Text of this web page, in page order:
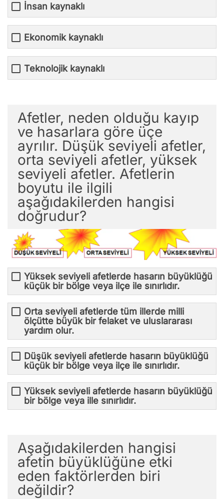
İnsan kaynaklı
Ekonomik kaynaklı
Teknolojik kaynaklı
Afetler, neden olduğu kayıp
ve hasarlara göre üçe
ayrılır. Düşük seviyeli afetler,
orta seviyeli afetler, yüksek
seviyeli afetler. Afetlerin
boyutu ile ilgili
aşağıdakilerden hangisi
doğrudur?
Yüksek seviyeli afetlerde hasarın büyüklüğü
küçük bir bölge veya ilçe ile sınırlıdır.
Orta seviyeli afetlerde tüm illerde milli
ölçütte büyük bir felaket ve uluslararası
yardım olur.
Düşük seviyeli afetlerde hasarın büyüklüğü
küçük bir bölge veya ilçe ile sınırlıdır.
Yüksek seviyeli afetlerde hasarın büyüklüğü
bir bölge veya ille sınırlıdır.
Aşağıdakilerden hangisi
afetin büyüklüğüne etki
eden faktörlerden biri
değildir?